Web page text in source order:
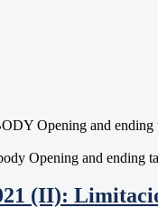
Opening and
Opening and ending
(II):